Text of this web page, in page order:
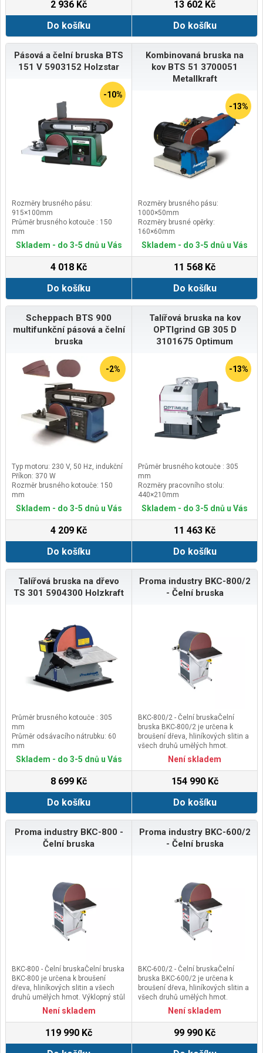
2 936 Kč
Do košíku
13 602 Kč
Do košíku
Pásová a čelní bruska BTS
151 V 5903152 Holzstar
-10%
Rozměry brusného pásu:
915×100mm
Průměr brusného kotouče : 150
mm
Průměr odsávacího nátrubku: 63
mm
160×226mm
Skladem - do 3-5 dnů u Vás
4 018 Kč
Do košíku
Kombinovaná bruska na
kov BTS 51 3700051
Metallkraft
-13%
Rozměry brusného pásu:
1000×50mm
Rozměry brusné opěrky:
160×60mm
Průměr brusného kotouče : 150
mm
Skladem - do 3-5 dnů u Vás
11 568 Kč
Do košíku
Scheppach BTS 900
multifunkční pásová a čelní
bruska
-2%
Typ motoru: 230 V, 50 Hz, indukční
Příkon: 370 W
Rozměr brusného kotouče: 150
mm
Rozměr brusného pásu: 100x915
mm
Skladem - do 3-5 dnů u Vás
4 209 Kč
Do košíku
Talířová bruska na kov
OPTIgrind GB 305 D
3101675 Optimum
-13%
Průměr brusného kotouče : 305
mm
Rozměry pracovního stolu:
440×210mm
Otáčky: 1450ot/min
Úhel naklopení stolu vlevo/vpravo:
0 °až 45 °
Skladem - do 3-5 dnů u Vás
11 463 Kč
Do košíku
Talířová bruska na dřevo
TS 301 5904300 Holzkraft
Průměr brusného kotouče : 305
mm
Průměr odsávacího nátrubku: 60
mm
Rozměry pracovního stolu:
390×230mm
Skladem - do 3-5 dnů u Vás
8 699 Kč
Do košíku
Proma industry BKC-800/2
- Čelní bruska
BKC-800/2 - Čelní bruskaČelní
bruska BKC-800/2 je určena k
broušení dřeva, hliníkových slitin a
všech druhů umělých hmot.
Výklopný stůl umožňuje snadný
přístup ke kotouči při výměně
vybaven naklápěcím
mechanismem s jemným
dolaďováním a úhlovací
stupnicí.Hlavní výhodyVyrobeno v
České republice Vhodné pro
profesionální použití Tuhá a
stabilní konstrukce Litinový stůl i
kotouč Stůl lze snadno
brzdouVybaveno motory
Siemens&nbsp;Vhodné pro
obrábění všech druhů materiálů
např. nerez.: kov, hliník, plast,
dřevoSoučást dodávky Čelní
brusky BKC-800/22x Naklápěcí stůl
Samobrzdný motor
Není skladem
154 990 Kč
Do košíku
Proma industry BKC-800 -
Čelní bruska
BKC-800 - Čelní bruskaČelní bruska
BKC-800 je určena k broušení
dřeva, hliníkových slitin a všech
druhů umělých hmot. Výklopný stůl
umožňuje snadný přístup ke
kotouči při výměně brusného
naklápěcím mechanismem s
jemným dolaďováním a úhlovací
Není skladem
119 990 Kč
Proma industry BKC-600/2
- Čelní bruska
BKC-600/2 - Čelní bruskaČelní
bruska BKC-600/2 je určena k
broušení dřeva, hliníkových slitin a
všech druhů umělých hmot.
Výklopný stůl umožňuje snadný
přístup ke kotouči při výměně
vybaven naklápěcím
mechanismem s jemným
Není skladem
99 990 Kč